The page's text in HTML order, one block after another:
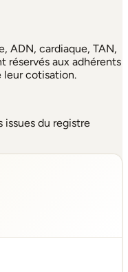
ADN, cardiaque, TAN,
réservés aux adhérents
leur cotisation.
du registre